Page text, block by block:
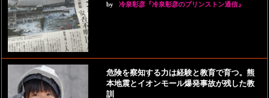
by 冷泉彰彦『冷泉彰彦のプリンストン通信』
危険を察知する力は経験と教育で育つ。熊
本地震とイオンモール爆発事故が残した教
訓